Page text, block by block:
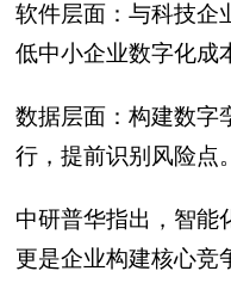
软件层面：与科技企
低中小企业数字化成
数据层面：构建数字
行，提前识别风险点。
中研普华指出，智能
更是企业构建核心竞